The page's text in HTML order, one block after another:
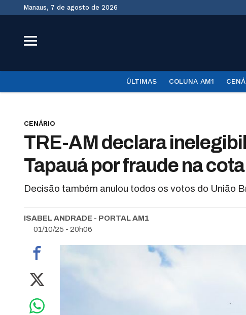
Manaus, 7 de agosto de 2026
ÚLTIMAS COLUNA AM1
CENÁRIO
TRE-AM declara
Tapauá por fraude na
Decisão também anulou todos os votos do União
ISABEL ANDRADE - PORTAL AM1
01/10/25 - 20h06